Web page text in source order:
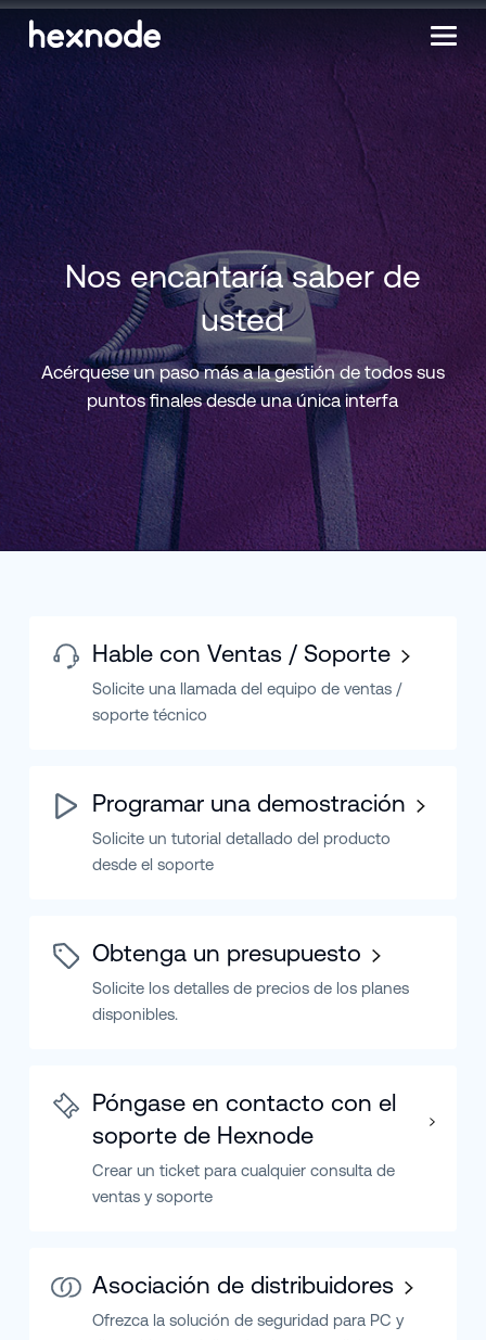
Nos encantaría saber de
usted
Acérquese un paso más a la gestión de todos sus
puntos finales desde una única interfa
Hable con Ventas / Soporte
Solicite una llamada del equipo de ventas /
soporte técnico
Programar una demostración
Solicite un tutorial detallado del producto
desde el soporte
Obtenga un presupuesto
Solicite los detalles de precios de los planes
disponibles.
Póngase en contacto con el
soporte de Hexnode
Crear un ticket para cualquier consulta de
ventas y soporte
Asociación de distribuidores
Ofrezca la solución de seguridad para PC y